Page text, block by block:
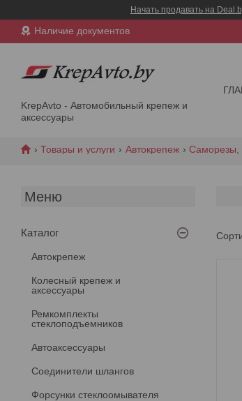
Начать продавать на
Наличие документов
KrepAvto - Автомобильный крепеж и
аксессуары
Товары и услуги Автокрепеж Саморезы,
Каталог
Автокрепеж
Колесный крепеж и
аксессуары
Ремкомплекты
стеклоподъемников
Автоаксессуары
Соединители шлангов
Форсунки стеклоомывателя